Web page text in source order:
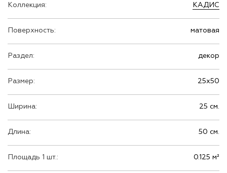
Коллекция: КАДИС
Поверхность: матовая
Раздел: декор
Размер: 25х50
Ширина: 25 см.
Длина: 50 см.
Площадь 1 шт.: 0.125 м²